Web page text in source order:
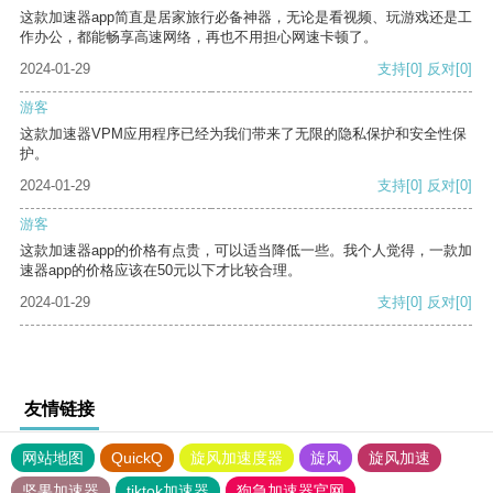
这款加速器app简直是居家旅行必备神器，无论是看视频、玩游戏还是工
作办公，都能畅享高速网络，再也不用担心网速卡顿了。
2024-01-29
支持[0] 反对[0]
游客
这款加速器VPM应用程序已经为我们带来了无限的隐私保护和安全性保
护。
2024-01-29
支持[0] 反对[0]
游客
这款加速器app的价格有点贵，可以适当降低一些。我个人觉得，一款加
速器app的价格应该在50元以下才比较合理。
2024-01-29
支持[0] 反对[0]
友情链接
网站地图 QuickQ 旋风加速度器 旋风
旋风加速